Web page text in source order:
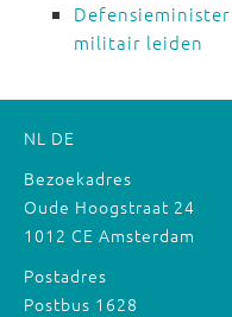
militair leiden
NL DE
Bezoekadres
Oude Hoogstraat 24
1012 CE Amsterdam
Postadres
Postbus 1628